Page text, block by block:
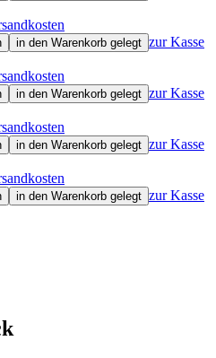
in den Warenkorb gelegt zur Kasse
in den Warenkorb gelegt zur Kasse
in den Warenkorb gelegt zur Kasse
in den Warenkorb gelegt zur Kasse